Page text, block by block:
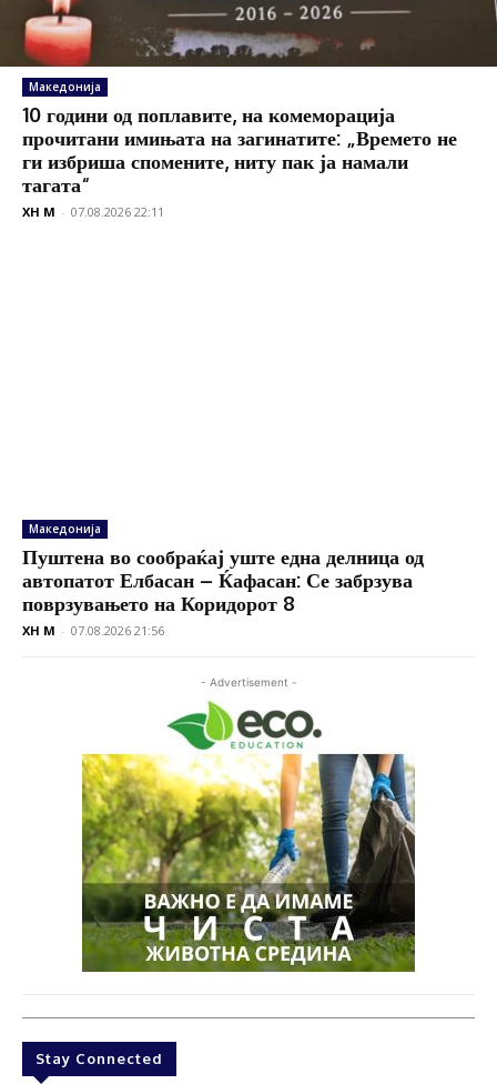
Македонија
10 години од поплавите, на комеморација
прочитани имињата на загинатите: „Времето не
ги избриша спомените, ниту пак ја намали
тагата“
XH M - 07.08.2026 22:11
Македонија
Пуштена во сообраќај уште една делница од
автопатот Елбасан – Ќафасан: Се забрзува
поврзувањето на Коридорот 8
XH M - 07.08.2026 21:56
- Advertisement -
Stay Connected